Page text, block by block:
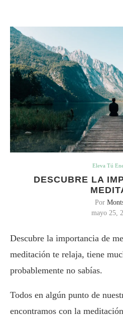
Eleva Tú
DESCUBRE LA
Por
mayo 25,
Descubre la importancia de
meditación te relaja, tiene
probablemente no sabías.
Todos en algún punto de
encontramos con la